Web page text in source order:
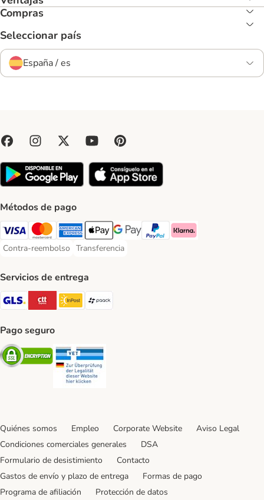
Compras
Seleccionar país
España / es
Métodos de pago
Visa Payment Method
Mastercard Payment Method
American Express Payment Method
Apple Pay Payment Method
Google Pay Payment Method
PayPal Payment Method
Klarna Payment Method
Contra-reembolso
Contra-reembolso Payment Method
Transferencia
Transferencia Payment Method
Servicios de entrega
GLS Shipping Method
CTTExpress Shipping Method
InPost Shipping Method
paack Shipping Method
Pago seguro
Security
Quiénes somos Empleo Corporate Website
Aviso Legal
Condiciones comerciales generales
DSA
Formulario de desistimiento
Contacto
Gastos de envío y plazo de entrega
Formas de pago
Programa de afiliación
Protección de datos